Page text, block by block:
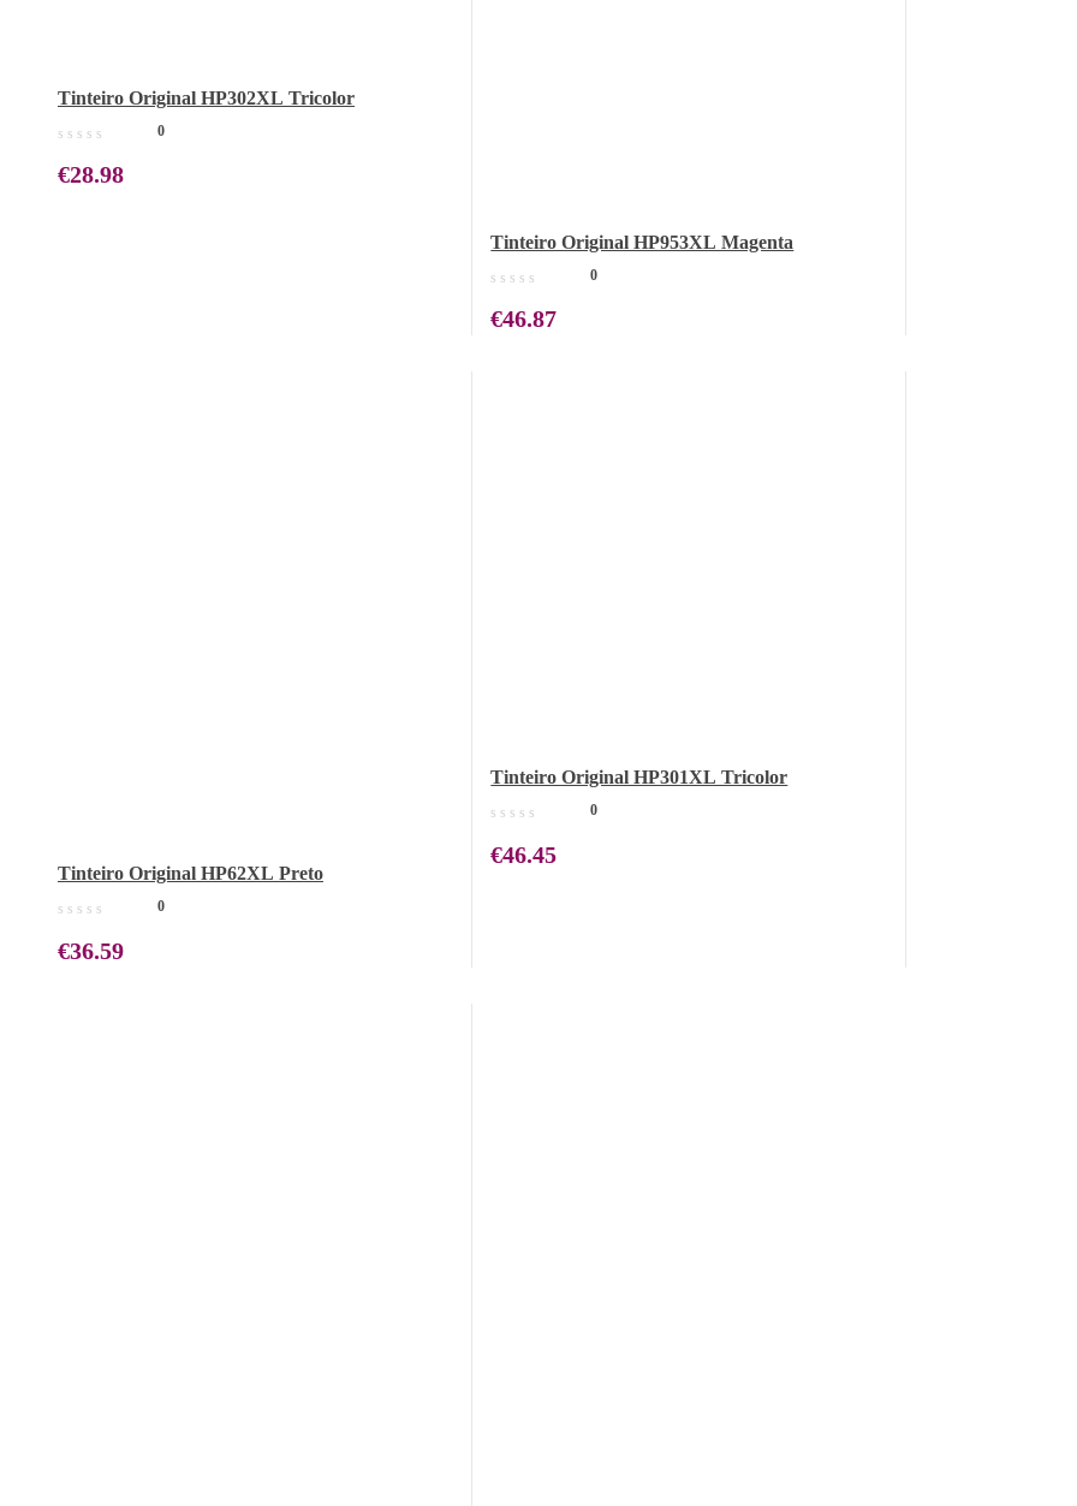
Tinteiro Original HP302XL Tricolor
0
€28.98
Tinteiro Original HP953XL Magenta
0
€46.87
Tinteiro Original HP62XL Preto
0
€36.59
Tinteiro Original HP301XL Tricolor
0
€46.45